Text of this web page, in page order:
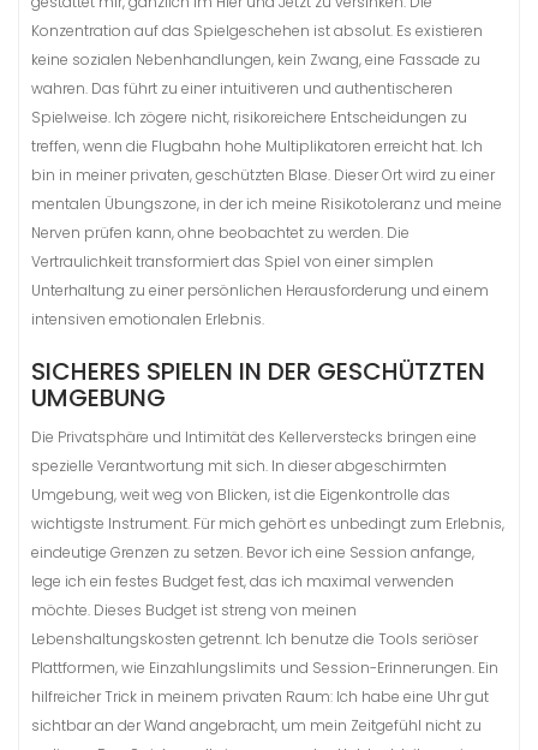
Konzentration auf das Spielgeschehen ist absolut. Es existieren
keine sozialen Nebenhandlungen, kein Zwang, eine Fassade zu
wahren. Das führt zu einer intuitiveren und authentischeren
Spielweise. Ich zögere nicht, risikoreichere Entscheidungen zu
treffen, wenn die Flugbahn hohe Multiplikatoren erreicht hat. Ich
bin in meiner privaten, geschützten Blase. Dieser Ort wird zu einer
mentalen Übungszone, in der ich meine Risikotoleranz und meine
Nerven prüfen kann, ohne beobachtet zu werden. Die
Vertraulichkeit transformiert das Spiel von einer simplen
Unterhaltung zu einer persönlichen Herausforderung und einem
intensiven emotionalen Erlebnis.
SICHERES SPIELEN IN DER GESCHÜTZTEN
UMGEBUNG
Die Privatsphäre und Intimität des Kellerverstecks bringen eine
spezielle Verantwortung mit sich. In dieser abgeschirmten
Umgebung, weit weg von Blicken, ist die Eigenkontrolle das
wichtigste Instrument. Für mich gehört es unbedingt zum Erlebnis,
eindeutige Grenzen zu setzen. Bevor ich eine Session anfange,
lege ich ein festes Budget fest, das ich maximal verwenden
möchte. Dieses Budget ist streng von meinen
Lebenshaltungskosten getrennt. Ich benutze die Tools seriöser
Plattformen, wie Einzahlungslimits und Session-Erinnerungen. Ein
hilfreicher Trick in meinem privaten Raum: Ich habe eine Uhr gut
sichtbar an der Wand angebracht, um mein Zeitgefühl nicht zu